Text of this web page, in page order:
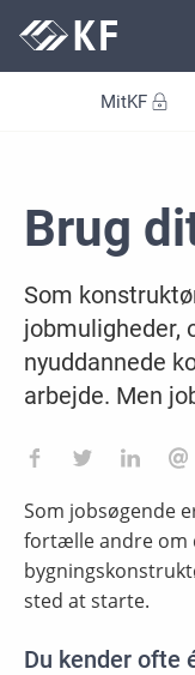
MitKF
Brug
Som
jobmuligheder,
nyuddannede
arbejde. Men
Som jobsøgende
fortælle andre om
sted at starte.
Du kender ofte